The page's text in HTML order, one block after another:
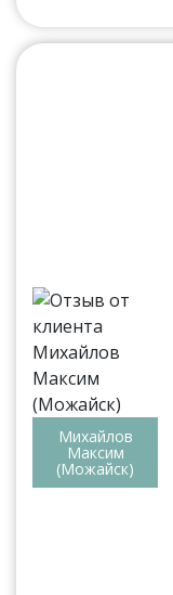
Михайлов
Максим
(Можайск)